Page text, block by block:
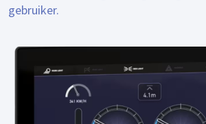
gebruiker.